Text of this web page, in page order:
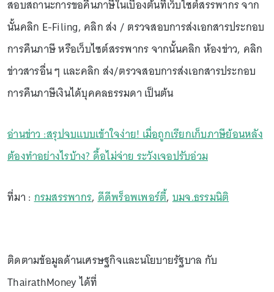
สอบสถานะการขอคืนภาษีในเบื้องต้นที่เว็บไซต์สรรพากร จาก
นั้นคลิก E-Filing, คลิก ส่ง / ตรวจสอบการส่งเอกสารประกอบ
การคืนภาษี หรือเว็บไซต์สรรพากร จากนั้นคลิก ห้องข่าว, คลิก
ข่าวสารอื่น ๆ และคลิก ส่ง/ตรวจสอบการส่งเอกสารประกอบ
การคืนภาษีเงินได้บุคคลธรรมดา เป็นต้น
อ่านข่าว :สรุปจบแบบเข้าใจง่าย! เมื่อถูกเรียกเก็บภาษีย้อนหลัง
ต้องทำอย่างไรบ้าง? ดื้อไม่จ่าย ระวังเจอปรับอ่วม
ที่มา :กรมสรรพากร,ดีดีพร็อพเพอร์ตี้,บมจ.ธรรมนิติ
ติดตามข้อมูลด้านเศรษฐกิจและนโยบายรัฐบาล กับ
ThairathMoney ได้ที่